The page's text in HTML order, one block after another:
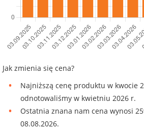
Jak zmienia się cena?
Najniższą cenę produktu w kwocie
odnotowaliśmy w kwietniu 2026 r.
Ostatnia znana nam cena wynosi
08.08.2026.